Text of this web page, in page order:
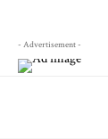
- Advertisement -